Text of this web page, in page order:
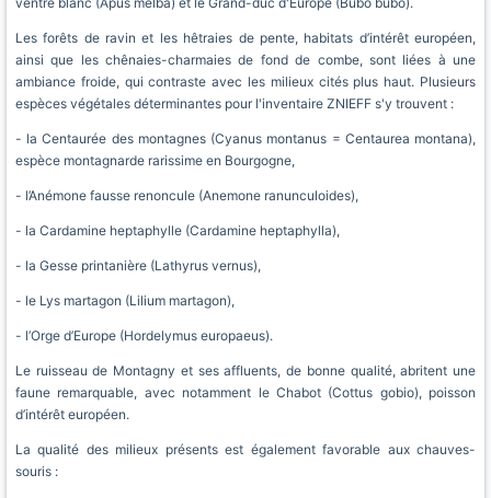
Les forêts de ravin et les hêtraies de pente, habitats d’intérêt européen,
ainsi que les chênaies-charmaies de fond de combe, sont liées à une
ambiance froide, qui contraste avec les milieux cités plus haut. Plusieurs
espèces végétales déterminantes pour l'inventaire ZNIEFF s'y trouvent :
- la Centaurée des montagnes (Cyanus montanus = Centaurea montana),
espèce montagnarde rarissime en Bourgogne,
- l’Anémone fausse renoncule (Anemone ranunculoides),
- la Cardamine heptaphylle (Cardamine heptaphylla),
- la Gesse printanière (Lathyrus vernus),
- le Lys martagon (Lilium martagon),
- l’Orge d’Europe (Hordelymus europaeus).
Le ruisseau de Montagny et ses affluents, de bonne qualité, abritent une
faune remarquable, avec notamment le Chabot (Cottus gobio), poisson
d’intérêt européen.
La qualité des milieux présents est également favorable aux chauves-
souris :